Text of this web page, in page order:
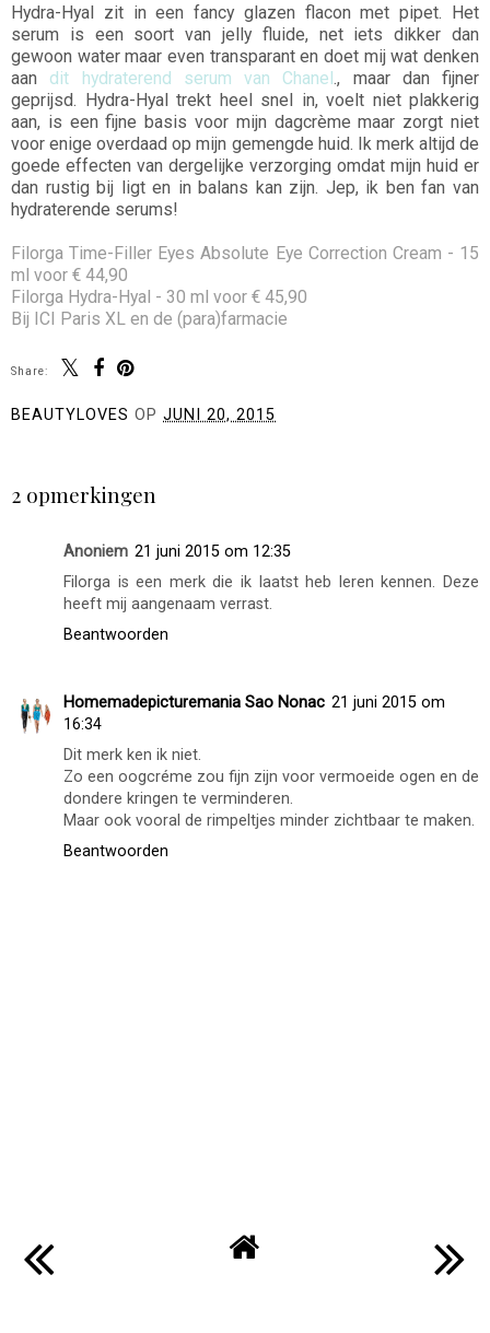
Hydra-Hyal zit in een fancy glazen flacon met pipet. Het
serum is een soort van jelly fluide, net iets dikker dan
gewoon water maar even transparant en doet mij wat denken
aan dit hydraterend serum van Chanel., maar dan fijner
geprijsd. Hydra-Hyal trekt heel snel in, voelt niet plakkerig
aan, is een fijne basis voor mijn dagcrème maar zorgt niet
voor enige overdaad op mijn gemengde huid. Ik merk altijd de
goede effecten van dergelijke verzorging omdat mijn huid er
dan rustig bij ligt en in balans kan zijn. Jep, ik ben fan van
hydraterende serums!
Filorga Time-Filler Eyes Absolute Eye Correction Cream - 15
ml voor € 44,90
Filorga Hydra-Hyal - 30 ml voor € 45,90
Bij ICI Paris XL en de (para)farmacie
Share:
BEAUTYLOVES OP JUNI 20, 2015
2 opmerkingen
Anoniem 21 juni 2015 om 12:35
Filorga is een merk die ik laatst heb leren kennen. Deze
heeft mij aangenaam verrast.
Beantwoorden
Homemadepicturemania Sao Nonac 21 juni 2015 om
16:34
Dit merk ken ik niet.
Zo een oogcréme zou fijn zijn voor vermoeide ogen en de
dondere kringen te verminderen.
Maar ook vooral de rimpeltjes minder zichtbaar te maken.
Beantwoorden